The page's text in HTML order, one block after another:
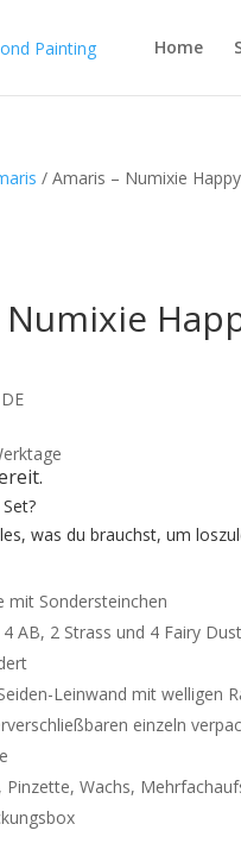
Home
/ Amaris – Numixie
was du brauchst, um
mit Sondersteinchen
AB, 2 Strass und 4 Fairy
Leinwand mit welligen
einzeln
Wachs,